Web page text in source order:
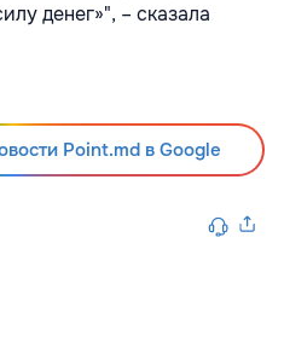
денег»", – сказала
Point.md в Google